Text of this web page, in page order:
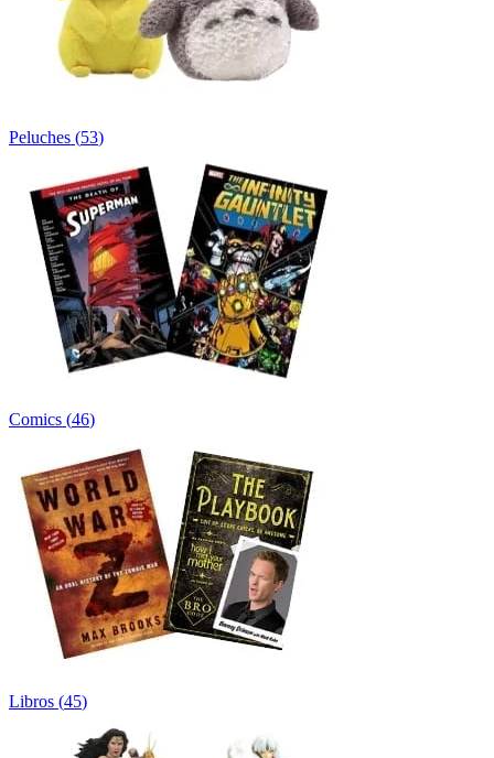
Peluches (53)
Comics (46)
Libros (45)